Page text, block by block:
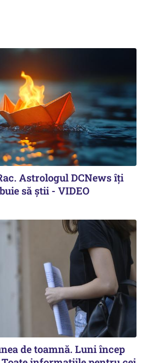
Astrologul DCNews îți
să știi - VIDEO
de toamnă. Luni încep